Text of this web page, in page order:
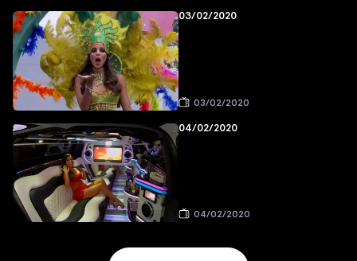
03/02/2020
03/02/2020
04/02/2020
04/02/2020